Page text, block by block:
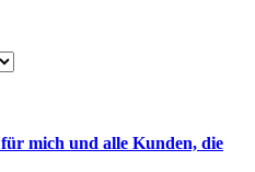
mich und alle Kunden, die